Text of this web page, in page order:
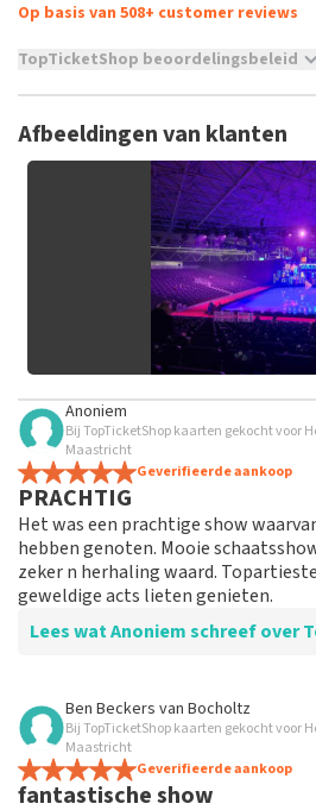
Op basis van 508+ customer reviews
TopTicketShop beoordelingsbeleid
niet mogelijk om een review achter
tickets hebt aangeschaft bij
grof taalgebruik en/of
Het kan enkele weken duren
Afbeeldingen van klanten
Anoniem
Bij TopTicketShop kaarten gekocht voor
Maastricht
Geverifieerde aankoop
PRACHTIG
Het was een prachtige show
hebben genoten. Mooie
zeker n herhaling waard.
geweldige acts lieten genieten.
Lees wat Anoniem schreef over
Beoordeling van Anoniem over
Duur
Maken wel erg veel winst
Ben Beckers van Bocholtz
Bij TopTicketShop kaarten gekocht voor
Maastricht
Geverifieerde aankoop
fantastische show